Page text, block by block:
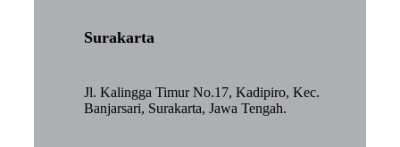
Surakarta
Jl. Kalingga Timur No.17, Kadipiro, Kec.
Banjarsari, Surakarta, Jawa Tengah.